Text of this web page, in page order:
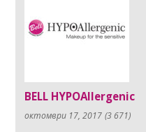
BELL HYPOAllergenic
октомври 17, 2017 (3 671)